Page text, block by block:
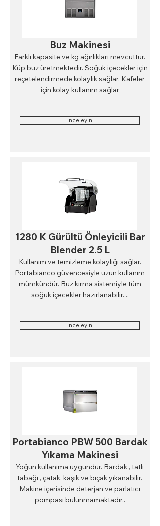
Buz Makinesi
Farklı kapasite ve kg ağırlıkları mevcuttur.
Küp buz üretmektedir. Soğuk içecekler için
reçetelendirmede kolaylık sağlar. Kafeler
için kolay kullanım sağlar
İnceleyin
1280 K Gürültü Önleyicili Bar
Blender 2.5 L
Kullanım ve temizleme kolaylığı sağlar.
Portabianco güvencesiyle uzun kullanım
mümkündür. Buz kırma sistemiyle tüm
soğuk içecekler hazırlanabilir....
İnceleyin
Portabianco PBW 500 Bardak
Yıkama Makinesi
Yoğun kullanıma uygundur. Bardak , tatlı
tabağı , çatak, kaşık ve bıçak yıkanabilir.
Makine içerisinde deterjan ve parlatıcı
pompası bulunmamaktadır..